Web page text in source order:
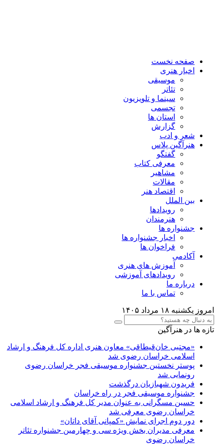
صفحه نخست
اخبار هنری
موسیقی
تئاتر
سینما و تلویزیون
تجسمی
استان ها
گزارش
شعر و ادب
هنرآگین پلاس
گفتگو
معرفی کتاب
مشاهیر
مقالات
اقتصاد هنر
بین الملل
رویدادها
هنرمندان
جشنواره ها
اخبار جشنواره ها
فراخوان ها
آکادمی
آموزش های هنری
رویدادهای آموزشی
درباره ما
تماس با ما
امروز یکشنبه ۱۸ مرداد ۱۴۰۵
تازه ها در هنرآگین
«مجتبی خان‌قیطاقی» معاون هنری اداره کل فرهنگ و ارشاد
اسلامی خراسان رضوی شد
پوستر نخستین جشنواره موسیقی فجر خراسان رضوی
رونمایی شد
فریدون شهبازیان درگذشت
جشنواره موسیقی فجر در راه خراسان
حسین مسگرانی به عنوان مدیر کل فرهنگ و ارشاد اسلامی
خراسان رضوی معرفی شد
دور دوم اجرای نمایش «کمپانی آقای داتان»
معرفی مدیران بخش ویژه سی و چهارمین جشنواره تئاتر
خراسان رضوی